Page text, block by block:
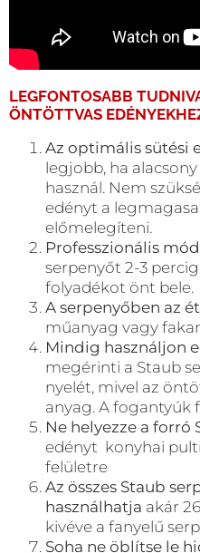
LEGFONTOSABB
ÖNTÖTTVAS
Az optimális sütési
legjobb, ha
használ. Nem
edényt a
előmelegíteni.
Professzionális
serpenyőt 2-3
folyadékot önt bele.
A serpenyőben az
műanyag vagy
Mindig használjon
megérinti a Staub
nyelét, mivel az
anyag. A fogantyúk
Ne helyezze a forró
edényt konyhai
felületre
Az összes Staub
használhatja akár
kivéve a fanyelű
Soha ne öblítse le